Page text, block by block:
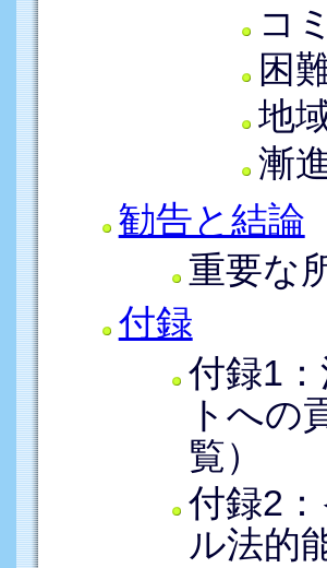
コ
困
地
漸
勧告と結論
重要な
付録
付録1
トへの
覧）
付録2
ル法的